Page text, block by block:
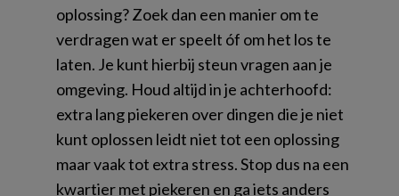
oplossing? Zoek dan een manier om te
verdragen wat er speelt óf om het los te
laten. Je kunt hierbij steun vragen aan je
omgeving. Houd altijd in je achterhoofd:
extra lang piekeren over dingen die je niet
kunt oplossen leidt niet tot een oplossing
maar vaak tot extra stress. Stop dus na een
kwartier met piekeren en ga iets anders